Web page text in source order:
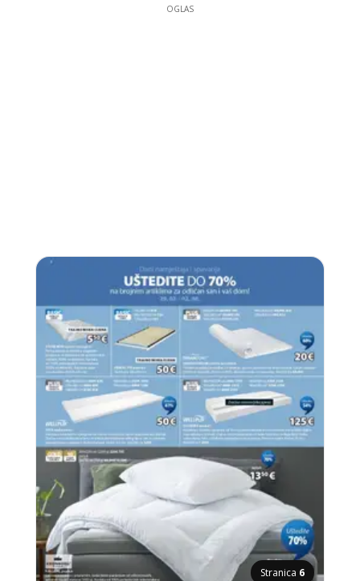
OGLAS
Stranica 6